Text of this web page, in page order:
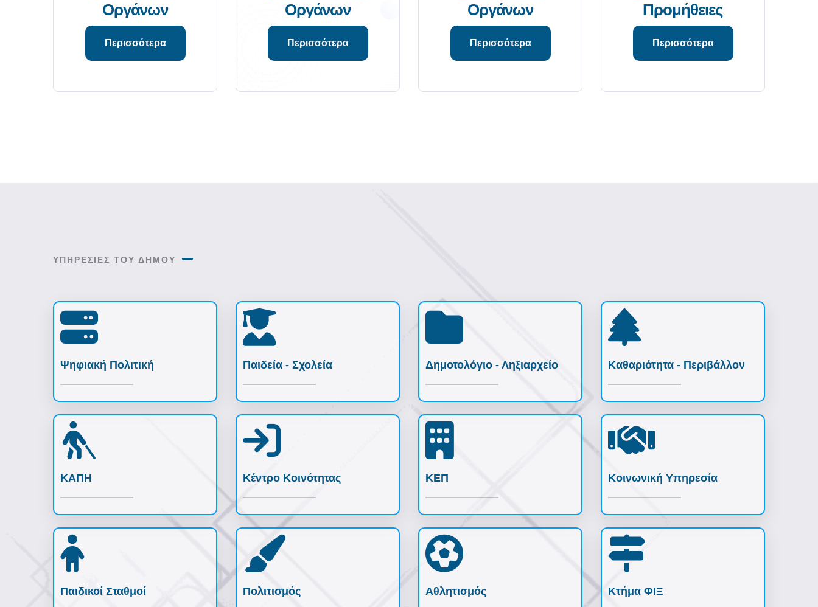
Οργάνων
Περισσότερα
Οργάνων
Περισσότερα
Οργάνων
Περισσότερα
Προμήθειες
Περισσότερα
ΥΠΗΡΕΣΙΕΣ ΤΟΥ ΔΗΜΟΥ
Ψηφιακή Πολιτική Παιδεία - Σχολεία Δημοτολόγιο - Ληξιαρχείο Καθαριότητα - Περιβάλλον
ΚΑΠΗ Κέντρο Κοινότητας ΚΕΠ Κοινωνική Υπηρεσία
Παιδικοί Σταθμοί Πολιτισμός Αθλητισμός Κτήμα ΦΙΞ